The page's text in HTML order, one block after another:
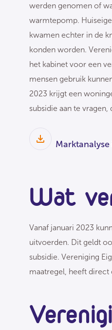
werden genomen of
warmtepomp.
kwamen echter in de
konden worden.
het kabinet voor een
mensen gebruik
2023 krijgt een
subsidie aan te
Wat
Vanaf januari 2023
uitvoerden. Dit geldt
subsidie. Vereniging
maatregel, heeft